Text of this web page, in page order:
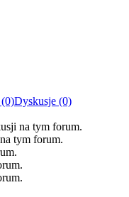
Dyskusje (0)
na tym forum.
tym forum.